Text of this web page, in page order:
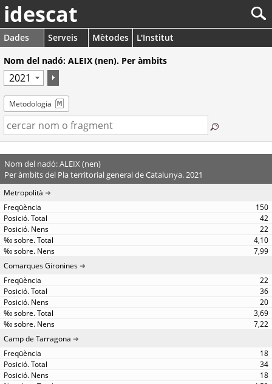
idescat
Dades Serveis Mètodes
L'Institut
Nom del nadó: ALEIX (nen). Per àmbits
Metodologia
Nom del nadó: ALEIX (nen)
Per àmbits del Pla territorial general de Catalunya. 2021
Metropolità
150
42
22
4,10
7,99
Comarques Gironines
22
36
20
3,69
7,22
Camp de Tarragona
18
34
18